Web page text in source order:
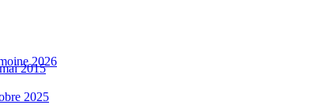
2015
2025
2026